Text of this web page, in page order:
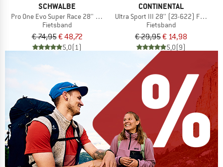
SCHWALBE
Pro One Evo Super Race 28'' (30-622) V-Guard TLE
Fietsband
€ 74,95€ 48,72
5,0(1)
CONTINENTAL
Ultra Sport III 28'' (23-622) Foldable
Fietsband
€ 29,95€ 14,98
5,0(9)